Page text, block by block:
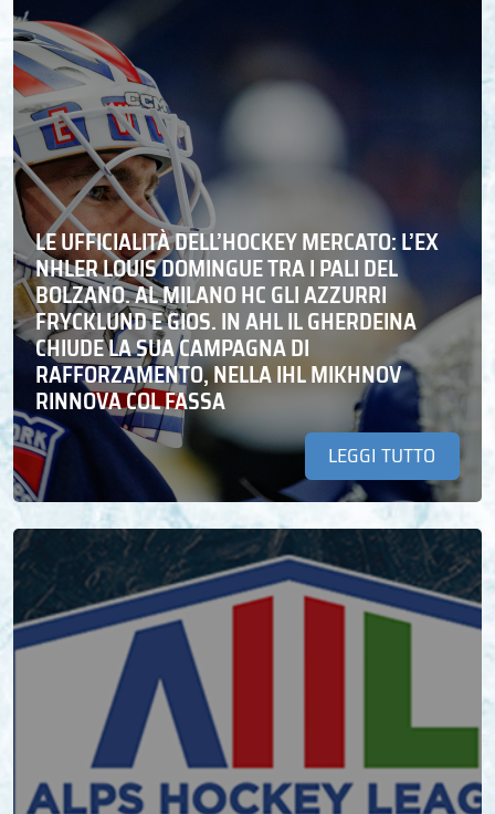
LE UFFICIALITÀ DELL’HOCKEY MERCATO: L’EX
NHLER LOUIS DOMINGUE TRA I PALI DEL
BOLZANO. AL MILANO HC GLI AZZURRI
FRYCKLUND E GIOS. IN AHL IL GHERDEINA
CHIUDE LA SUA CAMPAGNA DI
RAFFORZAMENTO, NELLA IHL MIKHNOV
RINNOVA COL FASSA
LEGGI TUTTO